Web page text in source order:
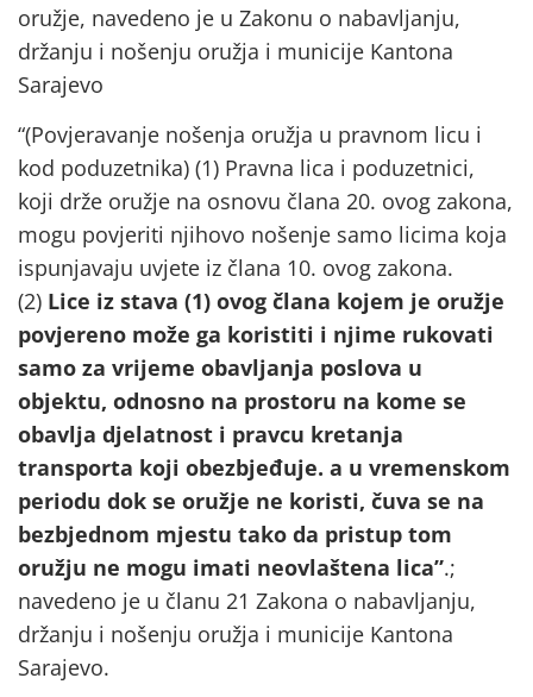
oružje, navedeno je u Zakonu o nabavljanju,
držanju i nošenju oružja i municije Kantona
Sarajevo
“(Povjeravanje nošenja oružja u pravnom licu i
kod poduzetnika) (1) Pravna lica i poduzetnici,
koji drže oružje na osnovu člana 20. ovog zakona,
mogu povjeriti njihovo nošenje samo licima koja
ispunjavaju uvjete iz člana 10. ovog zakona.
(2) Lice iz stava (1) ovog člana kojem je oružje
povjereno može ga koristiti i njime rukovati
samo za vrijeme obavljanja poslova u
objektu, odnosno na prostoru na kome se
obavlja djelatnost i pravcu kretanja
transporta koji obezbjeđuje. a u vremenskom
periodu dok se oružje ne koristi, čuva se na
bezbjednom mjestu tako da pristup tom
oružju ne mogu imati neovlaštena lica”.;
navedeno je u članu 21 Zakona o nabavljanju,
držanju i nošenju oružja i municije Kantona
Sarajevo.